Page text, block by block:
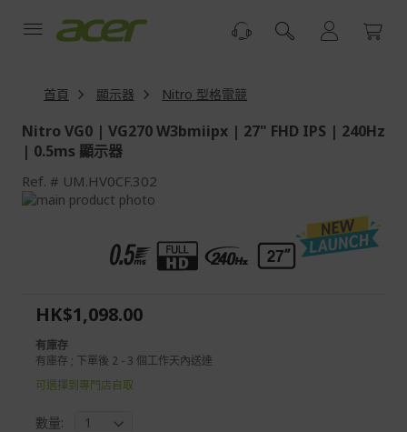
首頁
顯示器 Nitro 型格電競
Nitro VG0 | VG270 W3bmiipx | 27" FHD IPS | 240Hz
| 0.5ms 顯示器
Ref. UM.HV0CF.302
Skip
images
gallery
the
images
gallery
HK$1,098.00
有庫存
有庫存 ; 下單後 2 - 3 個工作天內送達
可選擇到專門店自取
數量: